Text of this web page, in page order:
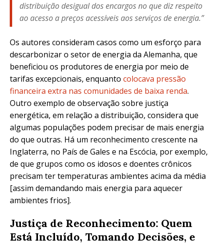
distribuição desigual dos encargos no que diz respeito
ao acesso a preços acessíveis aos serviços de energia.”
Os autores consideram casos como um esforço para
descarbonizar o setor de energia da Alemanha, que
beneficiou os produtores de energia por meio de
tarifas excepcionais, enquanto colocava pressão
financeira extra nas comunidades de baixa renda.
Outro exemplo de observação sobre justiça
energética, em relação a distribuição, considera que
algumas populações podem precisar de mais energia
do que outras. Há um reconhecimento crescente na
Inglaterra, no País de Gales e na Escócia, por exemplo,
de que grupos como os idosos e doentes crônicos
precisam ter temperaturas ambientes acima da média
[assim demandando mais energia para aquecer
ambientes frios].
Justiça de Reconhecimento: Quem
Está Incluído, Tomando Decisões, e